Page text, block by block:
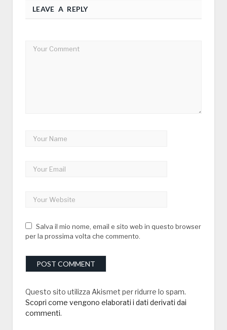
LEAVE A REPLY
Salva il mio nome, email e sito web in questo browser
per la prossima volta che commento.
Questo sito utilizza Akismet per ridurre lo spam.
Scopri come vengono elaborati i dati derivati dai
commenti.